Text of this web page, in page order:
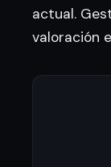
actual.
valoración